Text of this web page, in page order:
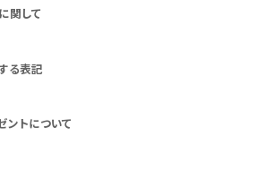
関して
る表記
ントについて